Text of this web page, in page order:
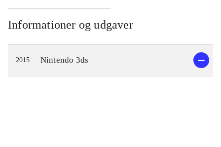
Informationer og udgaver
2015 Nintendo 3ds